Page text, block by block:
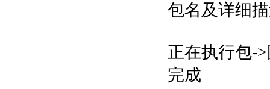
包名及详细
正在执行包-
完成